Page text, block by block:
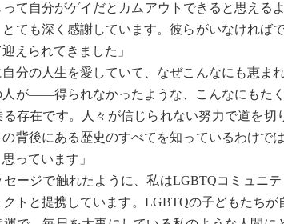
て自分がゲイだとカムアウトできると思える
ても深く感謝しています。彼らがいなければ
えられてきました」
自分の人生を愛していて、なぜこんなにも恵
人が――得られなかったような、こんなにもた
る存在です。人々が信じられない努力で道を
の背後にある歴史のすべてを知っているわけで
っています」
セージで触れたように、私はLGBTQコミュニ
トと提携しています。LGBTQの子どもたち